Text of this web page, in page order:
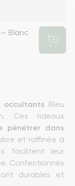
Blanc
Bleu
Ces rideaux
pénétrer dans
et raffinée à
facilitent leur
Confectionnés
durables et